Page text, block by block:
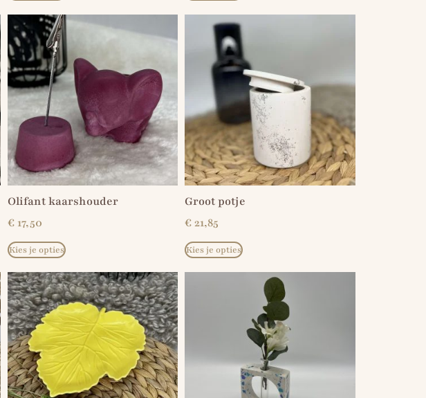
Olifant kaarshouder
€17,50
Kies je opties
Groot potje
€21,85
Kies je opties